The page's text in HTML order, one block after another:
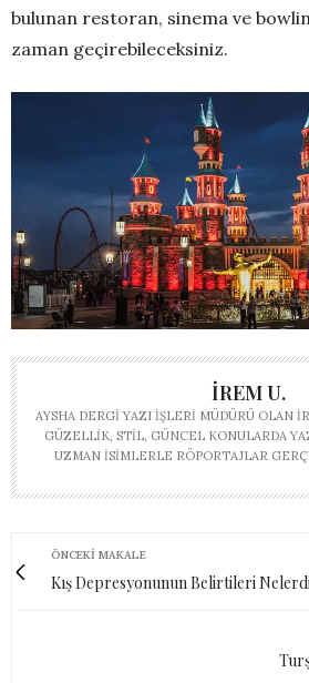
bulunan restoran, sinema ve
zaman geçirebileceksiniz.
İREM U.
AYSHA DERGI YAZI İŞLERI MÜDÜRÜ OLAN
GÜZELLIK, STIL, GÜNCEL KONULARDA
UZMAN ISIMLERLE RÖPORTAJLAR
ÖNCEKI MAKALE
Kış Depresyonunun Belirtileri